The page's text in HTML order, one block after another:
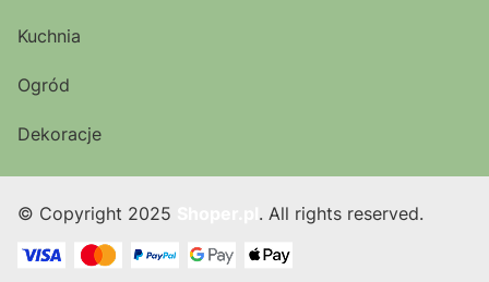
Kuchnia
Ogród
Dekoracje
© Copyright 2025 . All rights reserved.